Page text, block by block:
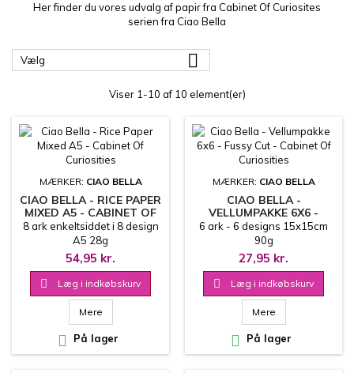
Her finder du vores udvalg af papir fra Cabinet Of Curiosites
serien fra Ciao Bella
Vælg 
Viser 1-10 af 10 element(er)
MÆRKER: CIAO BELLA
CIAO BELLA - RICE PAPER
MIXED A5 - CABINET OF
CURIOSITIES
8 ark enkeltsiddet i 8 design
A5 28g
54,95 kr.
 Læg i indkøbskurv
Mere
 På lager
MÆRKER: CIAO BELLA
CIAO BELLA -
VELLUMPAKKE 6X6 -
FUSSY CUT - CABINET OF
CURIOSITIES
6 ark - 6 designs 15x15cm
90g
27,95 kr.
 Læg i indkøbskurv
Mere
 På lager